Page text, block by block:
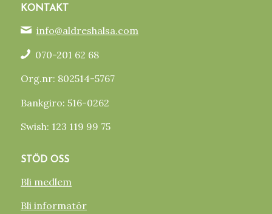
KONTAKT
info@aldreshalsa.com
070-201 62 68
Org.nr: 802514-5767
Bankgiro: 516-0262
Swish: 123 119 99 75
STÖD OSS
Bli medlem
Bli informatör